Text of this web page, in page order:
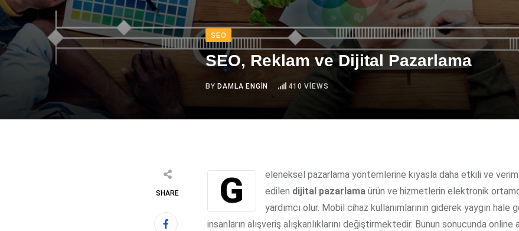
SEO
SEO, Reklam ve Dijital Pazarlama
BY DAMLA ENGIN 410 VIEWS
SHARE Geleneksel pazarlama yöntemlerine kıyasla daha etkili ve verimli olarak ifade edilen dijital pazarlama ürün ve hizmetlerin elektronik
yardımcı olur. Mobil cihaz kullanımlarının giderek yaygın hale
insanların alışveriş alışkanlıklarını değiştirmektedir. Bunun sonucunda online